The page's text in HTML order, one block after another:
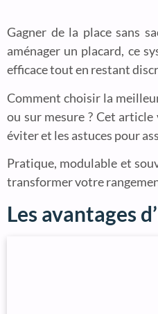
Gagner de la place sans
aménager un placard, ce
efficace tout en restant
Comment choisir la
ou sur mesure ? Cet
éviter et les astuces pour
Pratique, modulable et
transformer votre
Les avantages